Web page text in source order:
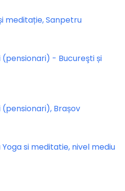
meditație, Sanpetru
- Bucureşti și
Brașov
si meditatie, nivel mediu